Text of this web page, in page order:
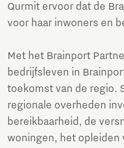
Qurmit ervoor dat de
voor haar inwoners en
Met het Brainport
bedrijfsleven in
toekomst van de regio.
regionale overheden
bereikbaarheid, de
woningen, het opleiden